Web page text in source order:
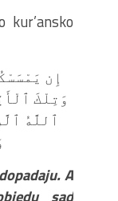
إِن
وَتِلْكَ
ٱللَّهُ
A
sad